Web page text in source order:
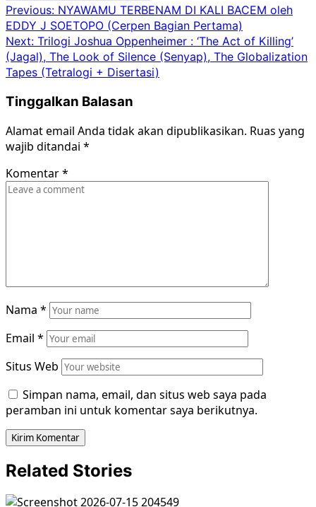
Post
navigation
Previous: NYAWAMU TERBENAM DI KALI BACEM oleh
EDDY J SOETOPO (Cerpen Bagian Pertama)
Next: Trilogi Joshua Oppenheimer : ‘The Act of Killing’
(Jagal), The Look of Silence (Senyap), The Globalization
Tapes (Tetralogi + Disertasi)
Tinggalkan Balasan
Alamat email Anda tidak akan dipublikasikan. Ruas yang
wajib ditandai *
Komentar*
Nama *
Email *
Situs Web
Simpan nama, email, dan situs web saya pada
peramban ini untuk komentar saya berikutnya.
Related Stories